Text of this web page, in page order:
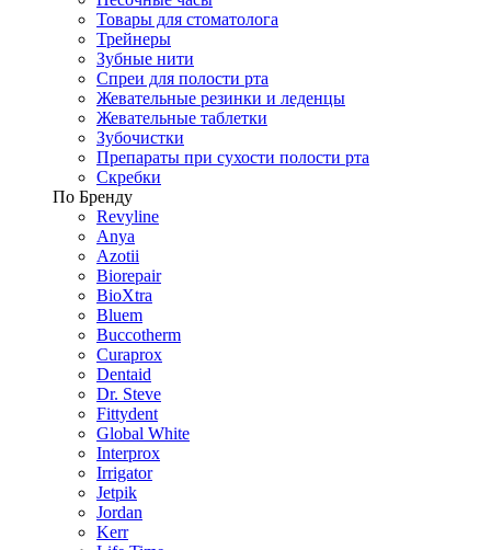
Товары для стоматолога
Трейнеры
Зубные нити
Спреи для полости рта
Жевательные резинки и леденцы
Жевательные таблетки
Зубочистки
Препараты при сухости полости рта
Скребки
По Бренду
Revyline
Anya
Azotii
Biorepair
BioXtra
Bluem
Buccotherm
Curaprox
Dentaid
Dr. Steve
Fittydent
Global White
Interprox
Irrigator
Jetpik
Jordan
Kerr